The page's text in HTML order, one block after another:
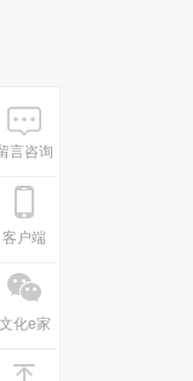
言咨询
客户端
化e家